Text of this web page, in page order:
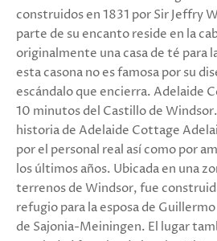
construidos en 1831 por Sir Jeffry
parte de su encanto reside en la
originalmente una casa de té para
esta casona no es famosa por su
escándalo que encierra. Adelaide
10 minutos del Castillo de
historia de Adelaide Cottage
por el personal real así como por
los últimos años. Ubicada en una
terrenos de Windsor, fue
refugio para la esposa de
de Sajonia-Meiningen. El lugar